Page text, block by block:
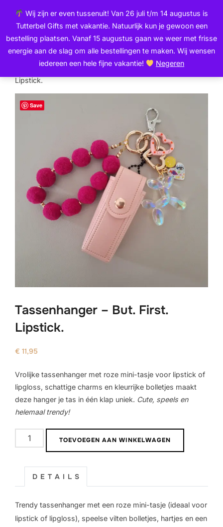
Wij zijn er even tussenuit! Van 26 juli t/m 14 augustus is
Tutterbel Gifts met vakantie. Natuurlijk kun je gewoon een
bestelling plaatsen. Vanaf 15 augustus gaan we weer met frisse
energie aan de slag om alle bestellingen te maken. Wij wensen
iedereen een hele fijne vakantie!
Negeren
inhoud
inhoud
Zoek
naar:
/Nieuwe items/ Tassenhanger – But. First.
Lipstick.
Save
Tassenhanger – But. First.
Lipstick.
€ 11,95
Vrolijke tassenhanger met roze mini-tasje voor lipstick of
lipgloss, schattige charms en kleurrijke bolletjes maakt
deze hanger je tas in één klap uniek. Cute, speels en
helemaal trendy!
Tassenhanger
-
Lipstick.
TOEVOEGEN AAN WINKELWAGEN
D E T A I L S
Trendy tassenhanger met een roze mini-tasje (ideaal voor
lipstick of lipgloss), speelse vilten bolletjes, hartjes en een